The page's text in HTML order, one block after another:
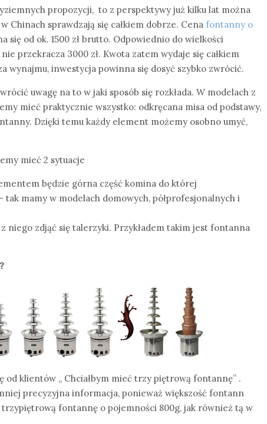
propozycji, to z perspektywy już kilku lat można
Chinach sprawdzają się całkiem dobrze. Cena fontanny o
się od ok. 1500 zł brutto. Odpowiednio do wielkości
przekracza 3000 zł. Kwota zatem wydaje się całkiem
wynajmu, inwestycja powinna się dosyć szybko zwrócić.
uwagę na to w jaki sposób się rozkłada. W modelach z
mieć praktycznie wszystko: odkręcana misa od podstawy,
Dzięki temu każdy element możemy osobno umyć,
mieć 2 sytuacje
będzie górna część komina do której
mamy w modelach domowych, półprofesjonalnych i
niego zdjąć się talerzyki. Przykładem takim jest fontanna
od klientów „ Chciałbym mieć trzy piętrową fontannę” .
precyzyjna informacja, ponieważ większość fontann
fontannę o pojemności 800g, jak również tą w